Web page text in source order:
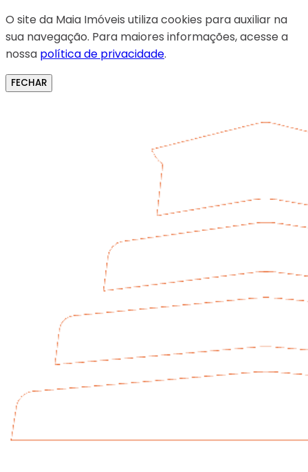
O site da Maia Imóveis utiliza cookies para auxiliar na
sua navegação. Para maiores informações, acesse a
nossa política de privacidade.
FECHAR